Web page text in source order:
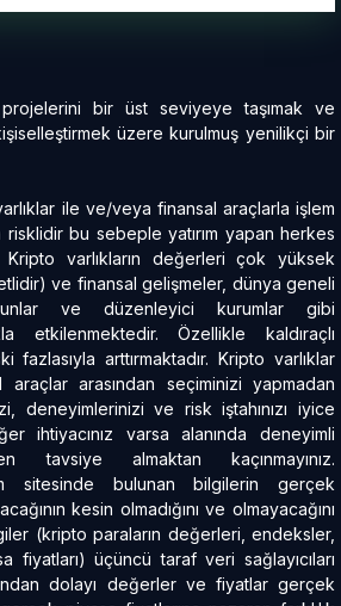
bir üst seviyeye taşımak ve
üzere kurulmuş yenilikçi bir
ile ve/veya finansal araçlarla işlem
bu sebeple yatırım yapan herkes
varlıkların değerleri çok yüksek
ve finansal gelişmeler, dünya geneli
ve düzenleyici kurumlar gibi
etkilenmektedir. Özellikle kaldıraçlı
fazlasıyla arttırmaktadır. Kripto varlıklar
arasından seçiminizi yapmadan
deneyimlerinizi ve risk iştahınızı iyice
ihtiyacınız varsa alanında deneyimli
tavsiye almaktan kaçınmayınız.
sitesinde bulunan bilgilerin gerçek
kesin olmadığını ve olmayacağını
(kripto paraların değerleri, endeksler,
üçüncü taraf veri sağlayıcıları
dolayı değerler ve fiyatlar gerçek